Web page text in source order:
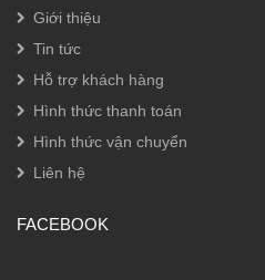
Giới thiệu
Tin tức
Hỗ trợ khách hàng
Hình thức thanh toán
Hình thức vận chuyển
Liên hệ
FACEBOOK